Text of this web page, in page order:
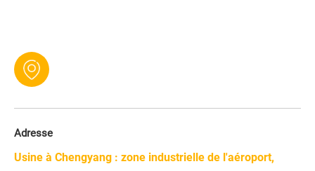
Adresse
Usine à Chengyang : zone industrielle de l'aéroport,